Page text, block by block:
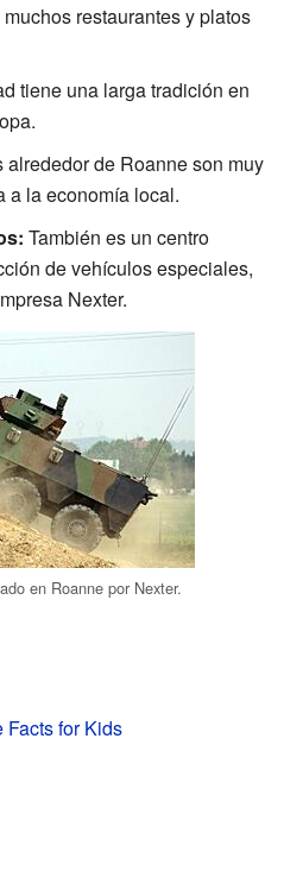
restaurantes y platos
tiene una larga tradición en
alrededor de Roanne son muy
a la economía local.
También es un centro
de vehículos especiales,
Nexter.
en Roanne por Nexter.
Facts for Kids